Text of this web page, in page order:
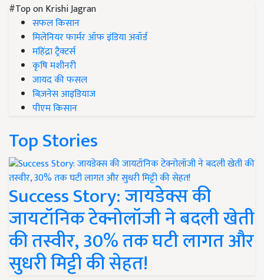
#Top on Krishi Jagran
सफल किसान
मिलेनियर फार्मर ऑफ इंडिया अवॉर्ड
महिंद्रा ट्रैक्टर्स
कृषि मशीनरी
जायद की फसल
बिज़नेस आइडियाज
पीएम किसान
Top Stories
Success Story: जायडेक्स की
जायटॉनिक टेक्नोलॉजी ने बदली खेती
की तस्वीर, 30% तक घटी लागत और
सुधरी मिट्टी की सेहत!